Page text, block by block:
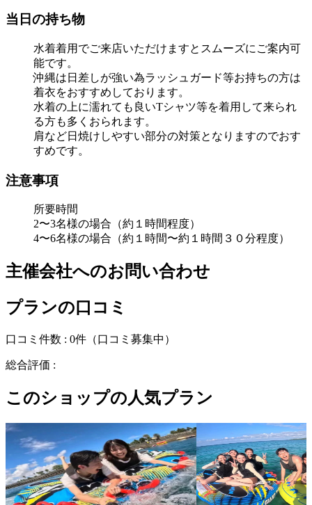
当日の持ち物
水着着用でご来店いただけますとスムーズにご案内可
能です。
沖縄は日差しが強い為ラッシュガード等お持ちの方は
着衣をおすすめしております。
水着の上に濡れても良いTシャツ等を着用して来られ
る方も多くおられます。
肩など日焼けしやすい部分の対策となりますのでおす
すめです。
注意事項
所要時間
2〜3名様の場合（約１時間程度）
4〜6名様の場合（約１時間〜約１時間３０分程度）
主催会社へのお問い合わせ
プランの口コミ
口コミ件数 : 0件 （口コミ募集中）
総合評価 :
このショップの人気プラン